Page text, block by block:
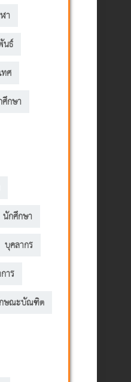
า
นธ์
ทศ
ศึกษา
นักศึกษา
บุคลากร
าร
ษณะบัณฑิต